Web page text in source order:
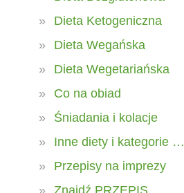
Dieta Ketogeniczna
Dieta Wegańska
Dieta Wegetariańska
Co na obiad
Śniadania i kolacje
Inne diety i kategorie …
Przepisy na imprezy
Znajdź PRZEPIS